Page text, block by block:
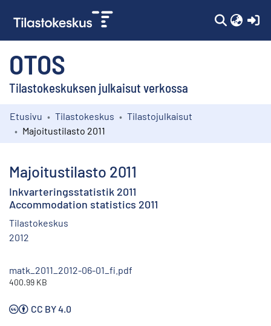
OTOS
Tilastokeskuksen julkaisut verkossa
Kokoelmat
Etusivu Tilastokeskus
Tilastojulkaisut
Majoitustilasto 2011
Majoitustilasto 2011
Inkvarteringsstatistik 2011
Accommodation statistics 2011
Tilastokeskus
2012
matk_2011_2012-06-01_fi.pdf
400.99 KB
CC BY 4.0